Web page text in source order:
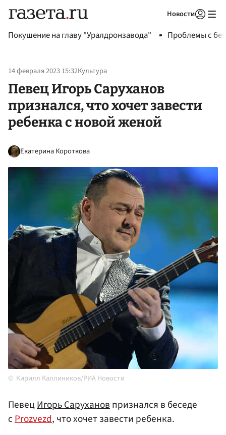
Новости
Покушение на главу "Уралдронзавода" Проблемы с
14 февраля 2023 15:32Культура
Певец Игорь Саруханов
признался, что хочет завести
ребенка с новой женой
Екатерина Короткова
Кирилл Каллиников/РИА Новости
ПевецИгорь Сарухановпризнался в беседе
сProzvezd, что хочет завести ребенка.